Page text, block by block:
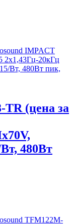
(цена за
480Вт